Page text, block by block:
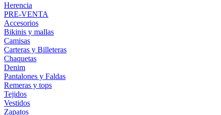
Herencia
PRE-VENTA
Accesorios
Bikinis y mallas
Camisas
Carteras y Billeteras
Chaquetas
Denim
Pantalones y Faldas
Remeras y tops
Tejidos
Vestidos
Zapatos